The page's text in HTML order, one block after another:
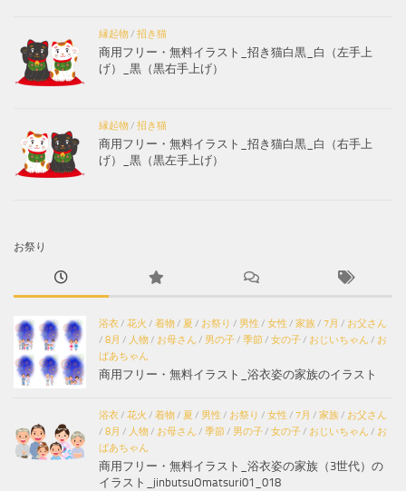
縁起物/ 招き猫
商用フリー・無料イラスト_招き猫白黒_白（左手上
げ）_黒（黒右手上げ）
縁起物/ 招き猫
商用フリー・無料イラスト_招き猫白黒_白（右手上
げ）_黒（黒左手上げ）
お祭り
浴衣/ 花火 / 着物/ 夏 / お祭り / 男性 / 女性 / 家族/ 7月 / お父さん
/ 8月 / 人物/ お母さん / 男の子/ 季節/ 女の子/ おじいちゃん / お
ばあちゃん
商用フリー・無料イラスト_浴衣姿の家族のイラスト
浴衣/ 花火 / 着物/ 夏 / 男性 / お祭り / 女性 / 7月 / 家族/ お父さん
/ 8月 / 人物/ お母さん / 季節/ 男の子/ 女の子/ おじいちゃん / お
ばあちゃん
商用フリー・無料イラスト_浴衣姿の家族（3世代）の
イラスト_jinbutsuOmatsuri01_018